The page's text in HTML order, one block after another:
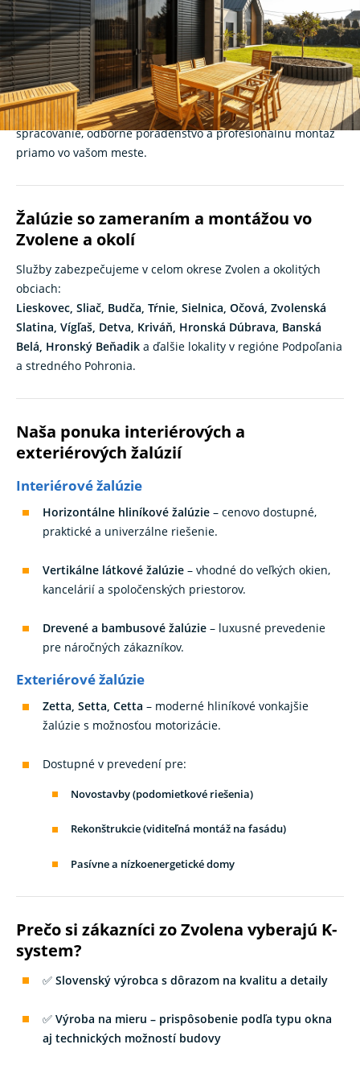
kancelárie
Hľadáte kvalitné a funkčnéžalúzievo Zvolene?K-systemje
slovenský výrobca tieniacej techniky s viac ako 30-ročnými
skúsenosťami. Ponúkame žalúzie na mieru pre rodinné
domy, byty aj komerčné priestory. Spoľahnite sa na precízne
spracovanie, odborné poradenstvo a profesionálnu montáž
priamo vo vašom meste.
Žalúzie so zameraním a montážou vo
Zvolene a okolí
Služby zabezpečujeme v celom okrese Zvolen a okolitých
obciach:
Lieskovec, Sliač, Budča, Tŕnie, Sielnica, Očová, Zvolenská
Slatina, Vígľaš, Detva, Kriváň, Hronská Dúbrava, Banská
Belá, Hronský Beňadik a ďalšie lokality v regióne Podpoľania
a stredného Pohronia.
Naša ponuka interiérových a
exteriérových žalúzií
Interiérové žalúzie
Horizontálne hliníkové žalúzie – cenovo dostupné,
praktické a univerzálne riešenie.
Vertikálne látkové žalúzie – vhodné do veľkých okien,
kancelárií a spoločenských priestorov.
Drevené a bambusové žalúzie – luxusné prevedenie
pre náročných zákazníkov.
Exteriérové žalúzie
Zetta, Setta, Cetta – moderné hliníkové vonkajšie
žalúzie s možnosťou motorizácie.
Dostupné v prevedení pre:
Novostavby (podomietkové riešenia)
Rekonštrukcie (viditeľná montáž na fasádu)
Pasívne a nízkoenergetické domy
Prečo si zákazníci zo Zvolena vyberajú K-
system?
✅Slovenský výrobca s dôrazom na kvalitu a detaily
✅Výroba na mieru – prispôsobenie podľa typu okna
aj technických možností budovy